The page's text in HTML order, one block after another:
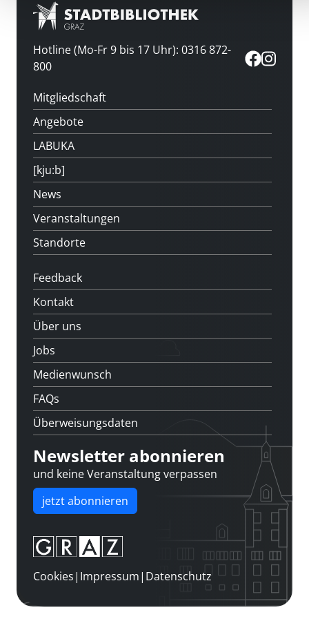
Hotline (Mo-Fr 9 bis 17 Uhr): 0316 872-
800
Mitgliedschaft
Angebote
LABUKA
[kju:b]
News
Veranstaltungen
Standorte
Feedback
Kontakt
Über uns
Jobs
Medienwunsch
FAQs
Überweisungsdaten
Newsletter abonnieren
und keine Veranstaltung verpassen
jetzt abonnieren
Cookies| Impressum| Datenschutz